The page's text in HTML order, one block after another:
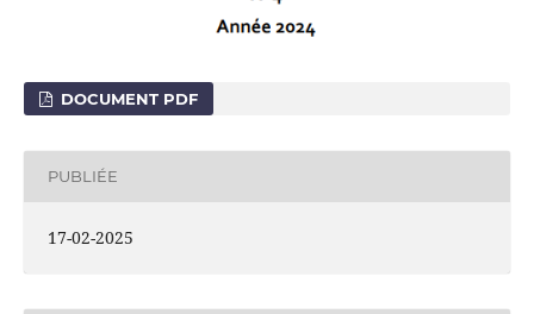
DOCUMENT PDF
PUBLIÉE
17-02-2025